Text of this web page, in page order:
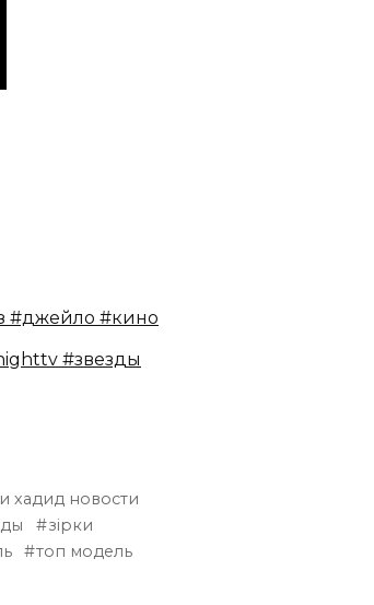
#джейло #кино
#звезды
хадид новости
зірки
топ модель